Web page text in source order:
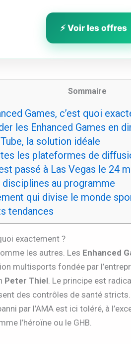
⚡ Voir les offres
Sommaire
Games, c’est quoi
les Enhanced Games en
la solution idéale
les plateformes de
passé à Las Vegas le 24
disciplines au programme
qui divise le monde
tendances
exactement ?
les autres. Les Enhanced
multisports fondée par
Peter Thiel . Le principe est
des contrôles de santé
par l’AMA est ici toléré, à
l’héroïne ou le GHB.